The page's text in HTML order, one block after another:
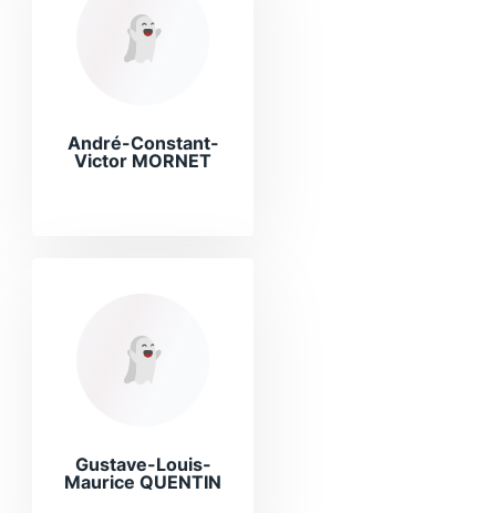
André-Constant-
Victor MORNET
Gustave-Louis-
Maurice QUENTIN